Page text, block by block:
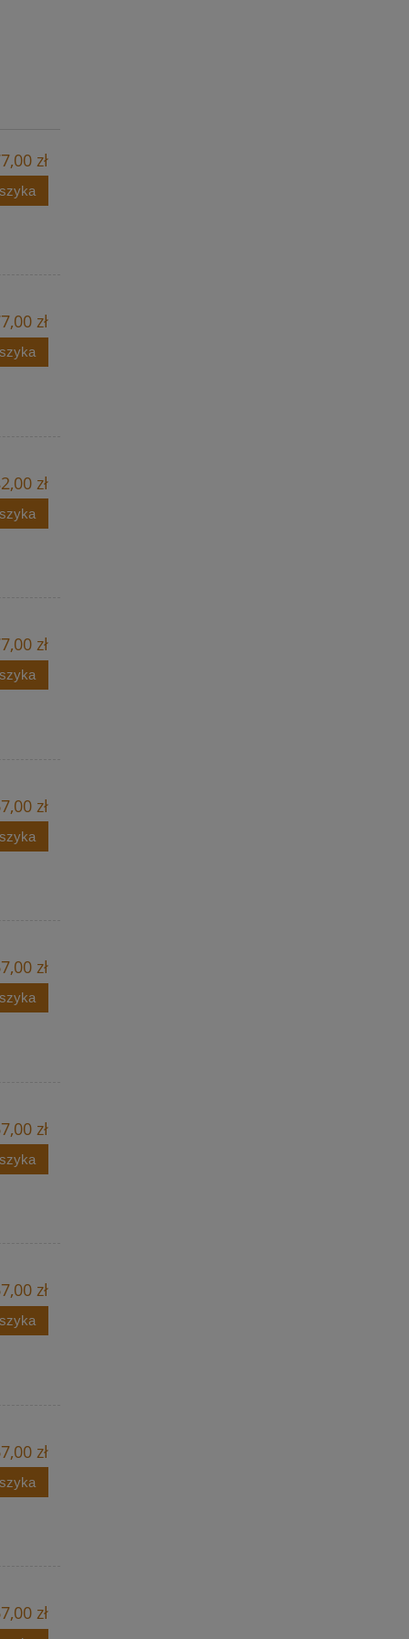
zł
zł
zł
zł
zł
zł
zł
zł
zł
zł